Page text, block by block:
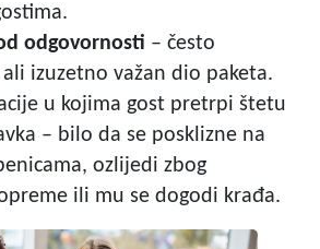
odgovornosti – često
izuzetno važan dio paketa.
u kojima gost pretrpi štetu
– bilo da se posklizne na
ozlijedi zbog
ili mu se dogodi krađa.